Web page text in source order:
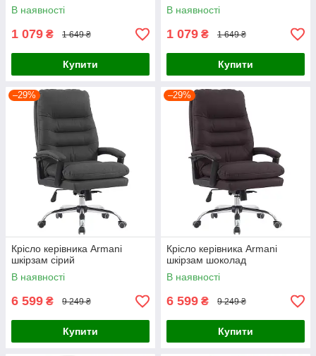
В наявності
1 079 ₴ 1 649 ₴
Купити
В наявності
1 079 ₴ 1 649 ₴
Купити
–29%
Крісло керівника Armani
шкірзам сірий
В наявності
6 599 ₴ 9 249 ₴
Купити
–29%
Крісло керівника Armani
шкірзам шоколад
В наявності
6 599 ₴ 9 249 ₴
Купити